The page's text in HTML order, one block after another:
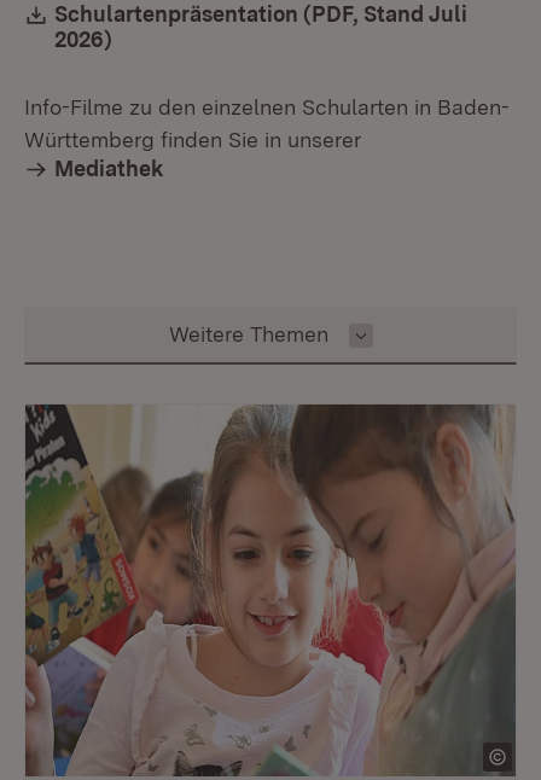
Download:
Schulartenpräsentation (PDF, Stand Juli
2026)
Info-Filme zu den einzelnen Schularten in Baden-
Württemberg finden Sie in unserer
Mediathek
Inhalt auswählen
Weitere Themen